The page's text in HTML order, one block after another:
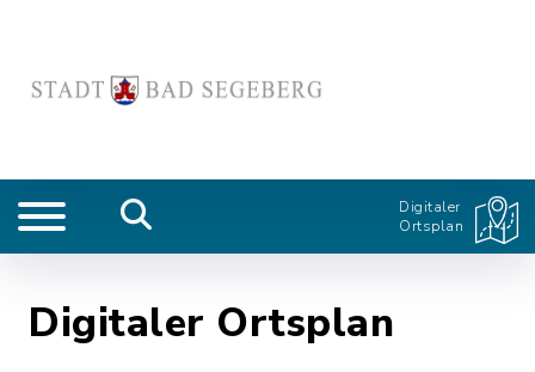
Digitaler
Ortsplan
Digitaler Ortsplan